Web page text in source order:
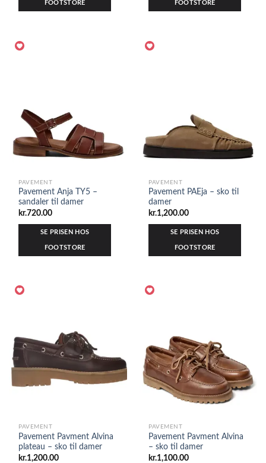
FOOTSTORE FOOTSTORE
PAVEMENT
Pavement Anja TY5 –
sandaler til damer
kr.720.00
SE PRISEN HOS
FOOTSTORE
PAVEMENT
Pavement PAEja – sko til
damer
kr.1,200.00
SE PRISEN HOS
FOOTSTORE
PAVEMENT
Pavement Pavment Alvina
plateau – sko til damer
kr.1,200.00
PAVEMENT
Pavement Pavment Alvina
– sko til damer
kr.1,100.00